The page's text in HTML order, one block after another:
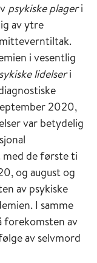
psykiske plageri
av ytre
i vesentlig
lidelseri
2020,
var betydelig
de første ti
og august og
av psykiske
I samme
forekomsten av
av selvmord